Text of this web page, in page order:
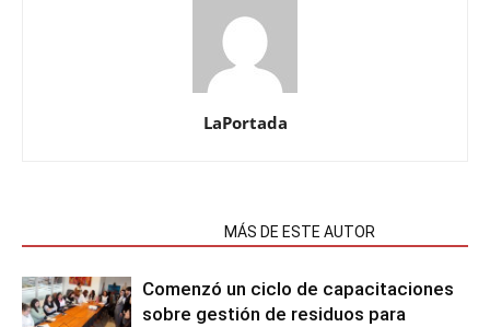
LaPortada
MÁS DE ESTE AUTOR
Comenzó un ciclo de capacitaciones
sobre gestión de residuos para